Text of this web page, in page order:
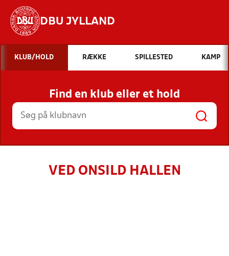
DBU JYLLAND
Hvad vil du søge efter?
INDHOLD OG NYHEDER
STILLINGER, RESULTATER, KLUBBER OG
HOLD
KLUB/HOLD RÆKKE SPILLESTED KAMP
Find en klub eller et hold
VED ONSILD HALLEN